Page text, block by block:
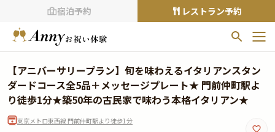
宿泊予約 レストラン予約
お気に入りプラン
お気に入りの登録がありません
プランの をクリックすることで
お気に入りに追加できます。
【アニバーサリープラン】旬を味わえるイタリアンスタン
ダードコース全5品＋メッセージプレート★ 門前仲町駅よ
り徒歩1分★築50年の古民家で味わう本格イタリアン★
東京メトロ東西線 門前仲町駅より徒歩1分